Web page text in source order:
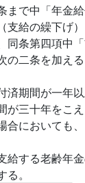
で中「年金
支給の繰下げ
同条第四項中
二条を加える
済期間が一年
が三十年をこ
合においても
給する老齢年
。